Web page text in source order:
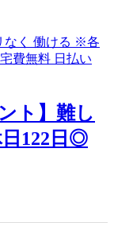
ト】難し
日122日◎